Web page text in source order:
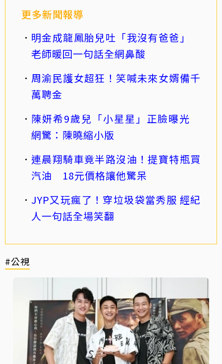
更多新聞報導
明金成龍鳳胎兒吐「我沒有爸爸」
老師暖回一句話全網鼻酸
周渝民護女超狂！笑喊未來女婿備千
萬聘金
陳妍希9歲兒「小星星」正臉曝光
網驚：陳曉縮小版
連晨翔騎車竟半路沒油！提寶特瓶買
汽油 18元價格讓他驚呆
JYP又玩瘋了！穿垃圾袋當秀服 經紀
人一句話全場笑翻
#公視